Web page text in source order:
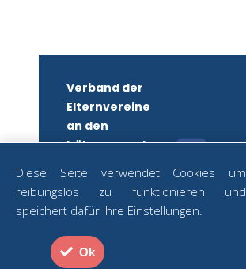
Verband der
Elternvereine
an den
höheren und
582879250
Diese Seite verwendet Cookies um
reibungslos zu funktionieren und
speichert dafür Ihre Einstellungen.
Ok